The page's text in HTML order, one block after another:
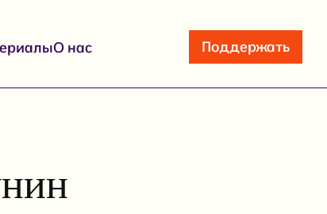
О нас Поддержать